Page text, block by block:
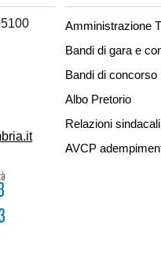
Amministrazione
Bandi di gara e
Bandi di concorso
Albo Pretorio
Relazioni sindacali
AVCP